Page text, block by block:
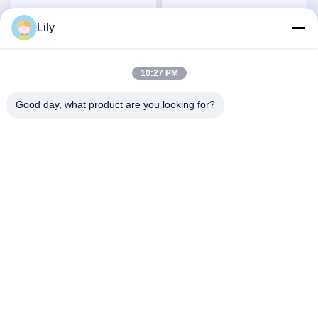
最もよい価格を得なさ
Lily
10:27 PM
Good day, what product are you looking for?